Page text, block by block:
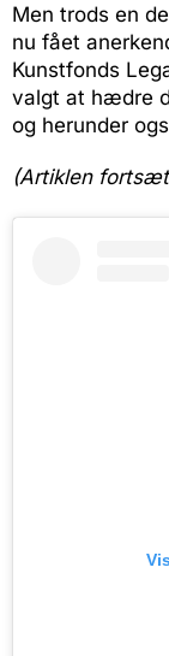
Men trods en
nu fået
Kunstfonds
valgt at hædre
og herunder
(Artiklen